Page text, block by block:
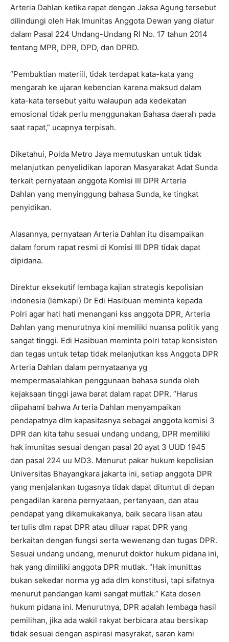
Arteria Dahlan ketika rapat dengan Jaksa Agung tersebut
dilindungi oleh Hak Imunitas Anggota Dewan yang diatur
dalam Pasal 224 Undang-Undang RI No. 17 tahun 2014
tentang MPR, DPR, DPD, dan DPRD.
“Pembuktian materiil, tidak terdapat kata-kata yang
mengarah ke ujaran kebencian karena maksud dalam
kata-kata tersebut yaitu walaupun ada kedekatan
emosional tidak perlu menggunakan Bahasa daerah pada
saat rapat,” ucapnya terpisah.
Diketahui, Polda Metro Jaya memutuskan untuk tidak
melanjutkan penyelidikan laporan Masyarakat Adat Sunda
terkait pernyataan anggota Komisi III DPR Arteria
Dahlan yang menyinggung bahasa Sunda, ke tingkat
penyidikan.
Alasannya, pernyataan Arteria Dahlan itu disampaikan
dalam forum rapat resmi di Komisi III DPR tidak dapat
dipidana.
Direktur eksekutif lembaga kajian strategis kepolisian
indonesia (lemkapi) Dr Edi Hasibuan meminta kepada
Polri agar hati hati menangani kss anggota DPR, Arteria
Dahlan yang menurutnya kini memiliki nuansa politik yang
sangat tinggi. Edi Hasibuan meminta polri tetap konsisten
dan tegas untuk tetap tidak melanjutkan kss Anggota DPR
Arteria Dahlan dalam pernyataanya yg
mempermasalahkan penggunaan bahasa sunda oleh
kejaksaan tinggi jawa barat dalam rapat DPR. “Harus
diipahami bahwa Arteria Dahlan menyampaikan
pendapatnya dlm kapasitasnya sebagai anggota komisi 3
DPR dan kita tahu sesuai undang undang, DPR memiliki
hak imunitas sesuai dengan pasal 20 ayat 3 UUD 1945
dan pasal 224 uu MD3. Menurut pakar hukum kepolisian
Universitas Bhayangkara jakarta ini, setiap anggota DPR
yang menjalankan tugasnya tidak dapat dituntut di depan
pengadilan karena pernyataan, pertanyaan, dan atau
pendapat yang dikemukakanya, baik secara lisan atau
tertulis dlm rapat DPR atau diluar rapat DPR yang
berkaitan dengan fungsi serta wewenang dan tugas DPR.
Sesuai undang undang, menurut doktor hukum pidana ini,
hak yang dimiliki anggota DPR mutlak. “Hak imunittas
bukan sekedar norma yg ada dlm konstitusi, tapi sifatnya
menurut pandangan kami sangat mutlak.” Kata dosen
hukum pidana ini. Menurutnya, DPR adalah lembaga hasil
pemilihan, jika ada wakil rakyat berbicara atau bersikap
tidak sesuai dengan aspirasi masyrakat, saran kami